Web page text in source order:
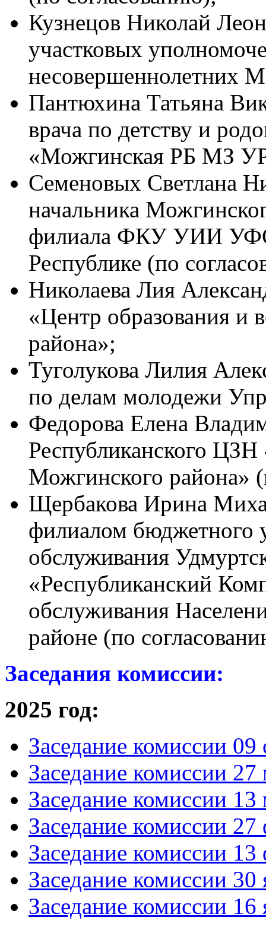
Кузнецов Николай
участковых
Пантюхина Татьяна
врача по детству и
«Можгинская РБ МЗ
Семеновых Светлана
начальника
филиала ФКУ УИИ
Республике (по
Николаева Лия
«Центр образования и
района»;
Туголукова Лилия
по делам молодежи
Федорова Елена
Республиканского
Можгинского района»
Щербакова Ирина
филиалом бюджетного
обслуживания
«Республиканский
обслуживания
районе (по
Заседания комиссии:
2025 год:
Заседание комиссии 09
Заседание комиссии 27
Заседание комиссии 13
Заседание комиссии 27
Заседание комиссии 13
Заседание комиссии 30
Заседание комиссии 16